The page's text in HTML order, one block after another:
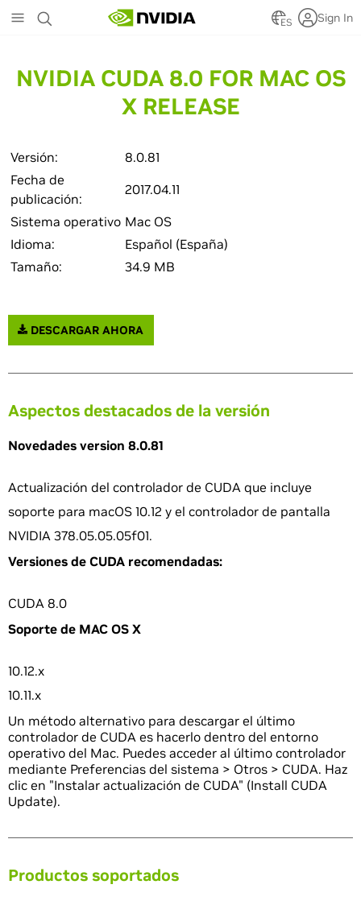
to
ES Sign In
NVIDIA CUDA 8.0 FOR MAC OS
X RELEASE
Versión:
8.0.81
Fecha de
publicación:
2017.04.11
Sistema operativo Mac OS
Idioma:
Español (España)
Tamaño:
34.9 MB
DESCARGAR AHORA
Aspectos destacados de la versión
Novedades version 8.0.81
Actualización del controlador de CUDA que incluye
soporte para macOS 10.12 y el controlador de pantalla
NVIDIA 378.05.05.05f01.
Versiones de CUDA recomendadas:
CUDA 8.0
Soporte de MAC OS X
10.12.x
10.11.x
Un método alternativo para descargar el último
controlador de CUDA es hacerlo dentro del entorno
operativo del Mac. Puedes acceder al último controlador
mediante Preferencias del sistema > Otros > CUDA. Haz
clic en "Instalar actualización de CUDA" (Install CUDA
Update).
Productos soportados